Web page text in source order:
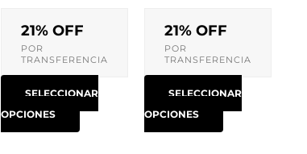
21% OFF
POR
TRANSFERENCIA
SELECCIONAR
OPCIONES
de
21% OFF
POR
TRANSFERENCIA
SELECCIONAR
OPCIONES
de